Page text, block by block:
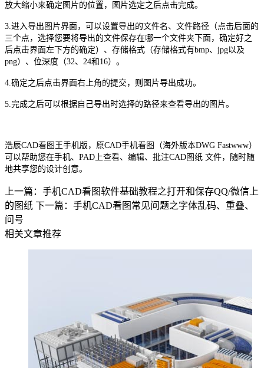
放大缩小来确定图片的位置，图片选定之后点击完成。
3.进入导出图片界面，可以设置导出的文件名、文件路径（点击后面的
三个点，选择您要将导出的文件保存在哪一个文件夹下面，确定好之
后点击界面左下方的确定）、存储格式（存储格式有bmp、jpg以及
png）、位深度（32、24和16）。
4.确定之后点击界面右上角的提交，则图片导出成功。
5.完成之后可以根据自己导出时选择的路径来查看导出的图片。
浩辰CAD看图王手机版，原CAD手机看图（海外版本DWG Fastwww）
可以帮助您在手机、PAD上查看、编辑、批注CAD图纸 文件，随时随
地共享您的设计创意。
上一篇：手机CAD看图软件基础教程之打开和保存QQ/微信上
的图纸 下一篇：手机CAD看图常见问题之字体乱码、重叠、
问号
相关文章推荐